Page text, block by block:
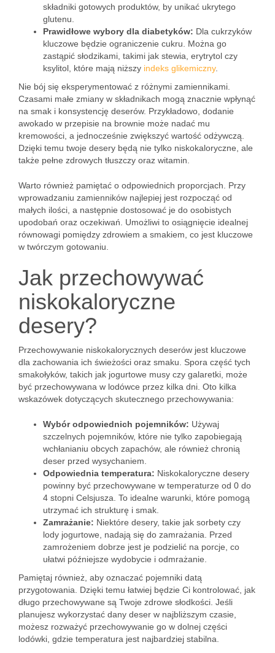
składniki gotowych produktów, by unikać ukrytego
glutenu.
Prawidłowe wybory dla diabetyków: Dla cukrzyków
kluczowe będzie ograniczenie cukru. Można go
zastąpić słodzikami, takimi jak stewia, erytrytol czy
ksylitol, które mają niższy indeks glikemiczny.
Nie bój się eksperymentować z różnymi zamiennikami.
Czasami małe zmiany w składnikach mogą znacznie wpłynąć
na smak i konsystencję deserów. Przykładowo, dodanie
awokado w przepisie na brownie może nadać mu
kremowości, a jednocześnie zwiększyć wartość odżywczą.
Dzięki temu twoje desery będą nie tylko niskokaloryczne, ale
także pełne zdrowych tłuszczy oraz witamin.
Warto również pamiętać o odpowiednich proporcjach. Przy
wprowadzaniu zamienników najlepiej jest rozpocząć od
małych ilości, a następnie dostosować je do osobistych
upodobań oraz oczekiwań. Umożliwi to osiągnięcie idealnej
równowagi pomiędzy zdrowiem a smakiem, co jest kluczowe
w twórczym gotowaniu.
Jak przechowywać
niskokaloryczne
desery?
Przechowywanie niskokalorycznych deserów jest kluczowe
dla zachowania ich świeżości oraz smaku. Spora część tych
smakołyków, takich jak jogurtowe musy czy galaretki, może
być przechowywana w lodówce przez kilka dni. Oto kilka
wskazówek dotyczących skutecznego przechowywania:
Wybór odpowiednich pojemników: Używaj
szczelnych pojemników, które nie tylko zapobiegają
wchłanianiu obcych zapachów, ale również chronią
deser przed wysychaniem.
Odpowiednia temperatura: Niskokaloryczne desery
powinny być przechowywane w temperaturze od 0 do
4 stopni Celsjusza. To idealne warunki, które pomogą
utrzymać ich strukturę i smak.
Zamrażanie: Niektóre desery, takie jak sorbety czy
lody jogurtowe, nadają się do zamrażania. Przed
zamrożeniem dobrze jest je podzielić na porcje, co
ułatwi późniejsze wydobycie i odmrażanie.
Pamiętaj również, aby oznaczać pojemniki datą
przygotowania. Dzięki temu łatwiej będzie Ci kontrolować, jak
długo przechowywane są Twoje zdrowe słodkości. Jeśli
planujesz wykorzystać dany deser w najbliższym czasie,
możesz rozważyć przechowywanie go w dolnej części
lodówki, gdzie temperatura jest najbardziej stabilna.